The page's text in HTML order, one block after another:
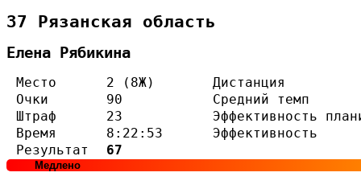
37 Рязанская область
Елена Рябикина
Место 2 (8Ж)
Дистанция
Очки
90
Средний темп
Штраф
23
Эффективность
Время
8:22:53
Эффективность
Результат
67
Медлено